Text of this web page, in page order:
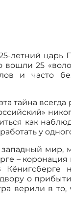
летний царь
вошли 25
и часто
тайна
как
у
мир,
–
о
верили в